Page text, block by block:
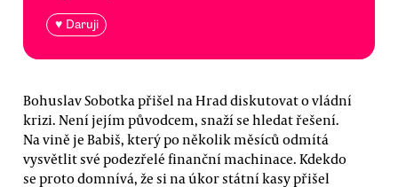
♥ Daruji
Bohuslav Sobotka přišel na Hrad diskutovat o vládní
krizi. Není jejím původcem, snaží se hledat řešení.
Na vině je Babiš, který po několik měsíců odmítá
vysvětlit své podezřelé finanční machinace. Kdekdo
se proto domnívá, že si na úkor státní kasy přišel